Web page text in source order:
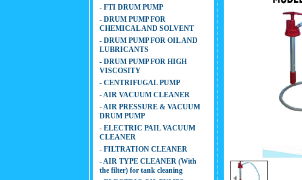
- FTI DRUM PUMP
- DRUM PUMP FOR
CHEMICAL AND SOLVENT
- DRUM PUMP FOR OIL AND
LUBRICANTS
- DRUM PUMP FOR HIGH
VISCOSITY
- CENTRIFUGAL PUMP
- AIR VACUUM CLEANER
- AIR PRESSURE & VACUUM
DRUM PUMP
- ELECTRIC PAIL VACUUM
CLEANER
- FILTRATION CLEANER
- AIR TYPE CLEANER (With
the filter) for tank cleaning